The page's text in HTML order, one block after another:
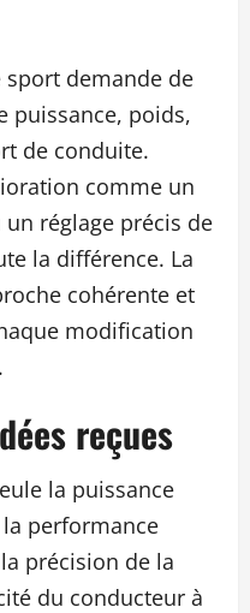
demande de
puissance, poids,
de conduite.
comme un
réglage précis de
la différence. La
cohérente et
modification
reçues
la puissance
performance
précision de la
du conducteur à